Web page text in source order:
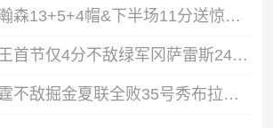
🏀夏联-杨瀚森13+5+4帽&下半场11分送惊艳妙传开拓者力克掘金
🏀夏联-国王首节仅4分不敌绿军冈萨雷斯24+10+5塞纳克10+12
🏀夏联-雷霆不敌掘金夏联全败35号秀布拉齐尔32+6马拉14+7+6